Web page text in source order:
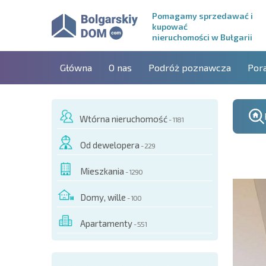
Pomagamy sprzedawać i
kupować
nieruchomości w Bułgarii
Główna O nas Podróż poznawcza
Wtórna nieruchomość - 1181
Od dewelopera - 229
Mieszkania - 1290
Domy, wille - 100
Apartamenty - 551
TYM OBIEKCIE